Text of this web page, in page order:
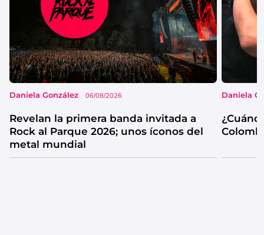
Daniela González 06/08/2026
Revelan la primera banda invitada a
Rock al Parque 2026; unos íconos del
metal mundial
Daniela